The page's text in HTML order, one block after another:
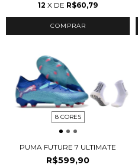
12 X DE R$60,79
COMPRAR
8 CORES
PUMA FUTURE 7 ULTIMATE
R$599,90